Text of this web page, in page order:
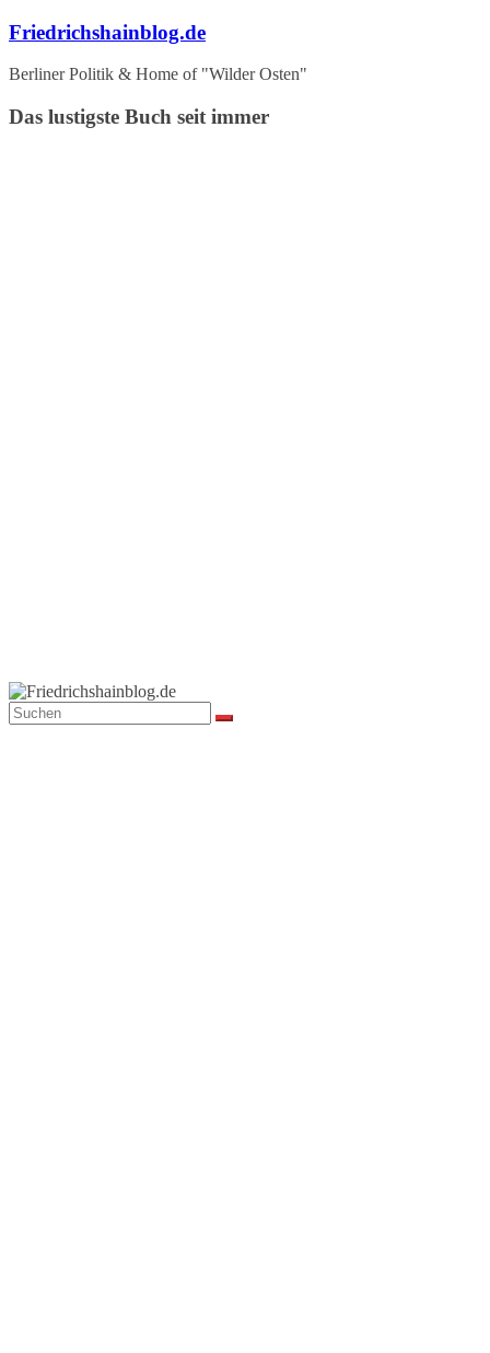
Zum
springen
Friedrichshainblog.de
Berliner Politik & Home of "Wilder Osten"
Das lustigste Buch seit immer